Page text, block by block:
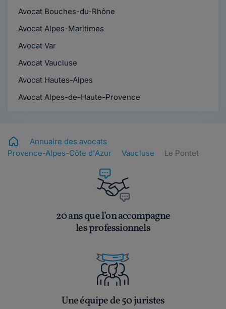
Avocat Bouches-du-Rhône
Avocat Alpes-Maritimes
Avocat Var
Avocat Vaucluse
Avocat Hautes-Alpes
Avocat Alpes-de-Haute-Provence
Annuaire des avocats
Provence-Alpes-Côte d'Azur
Vaucluse Le Pontet
20 ans que l’on accompagne
les professionnels
Une équipe de 50 juristes